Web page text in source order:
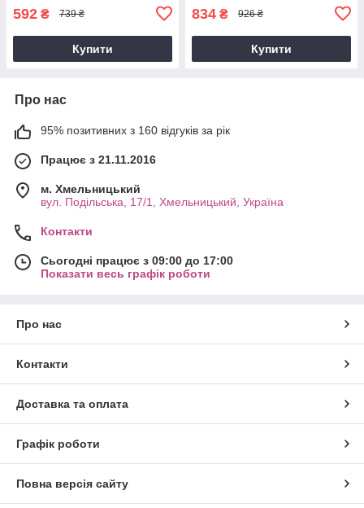
592 ₴ 739 ₴
Купити
834 ₴ 926 ₴
Купити
Про нас
95% позитивних з 160 відгуків за рік
Працює з 21.11.2016
м. Хмельницький
вул. Подільська, 17/1, Хмельницький, Україна
Контакти
Сьогодні працює з 09:00 до 17:00
Показати весь графік роботи
Про нас
Контакти
Доставка та оплата
Графік роботи
Повна версія сайту